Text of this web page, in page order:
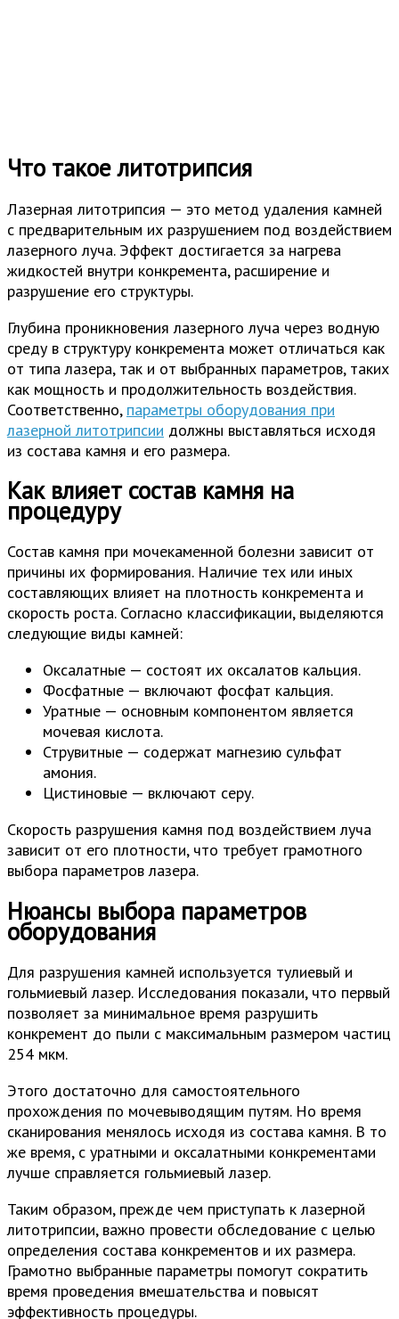
Что такое литотрипсия
Лазерная литотрипсия — это метод удаления камней
с предварительным их разрушением под воздействием
лазерного луча. Эффект достигается за нагрева
жидкостей внутри конкремента, расширение и
разрушение его структуры.
Глубина проникновения лазерного луча через водную
среду в структуру конкремента может отличаться как
от типа лазера, так и от выбранных параметров, таких
как мощность и продолжительность воздействия.
Соответственно, параметры оборудования при
лазерной литотрипсии должны выставляться исходя
из состава камня и его размера.
Как влияет состав камня на
процедуру
Состав камня при мочекаменной болезни зависит от
причины их формирования. Наличие тех или иных
составляющих влияет на плотность конкремента и
скорость роста. Согласно классификации, выделяются
следующие виды камней:
Оксалатные — состоят их оксалатов кальция.
Фосфатные — включают фосфат кальция.
Уратные — основным компонентом является
мочевая кислота.
Струвитные — содержат магнезию сульфат
амония.
Цистиновые — включают серу.
Скорость разрушения камня под воздействием луча
зависит от его плотности, что требует грамотного
выбора параметров лазера.
Нюансы выбора параметров
оборудования
Для разрушения камней используется тулиевый и
гольмиевый лазер. Исследования показали, что первый
позволяет за минимальное время разрушить
конкремент до пыли с максимальным размером частиц
254 мкм.
Этого достаточно для самостоятельного
прохождения по мочевыводящим путям. Но время
сканирования менялось исходя из состава камня. В то
же время, с уратными и оксалатными конкрементами
лучше справляется гольмиевый лазер.
Таким образом, прежде чем приступать к лазерной
литотрипсии, важно провести обследование с целью
определения состава конкрементов и их размера.
Грамотно выбранные параметры помогут сократить
время проведения вмешательства и повысят
эффективность процедуры.